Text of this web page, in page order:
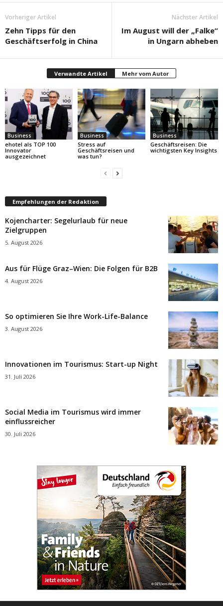
Vorheriger Artikel
Zehn Tipps für den
Geschäftserfolg in China
Nächster Artikel
Im August will der „Falke“
in Ungarn abheben
Verwandte Artikel Mehr vom Autor
Business
ehotel als TOP 100
Innovator
ausgezeichnet
Business
Stress auf
Geschäftsreisen und
was tun?
Business
Geschäftsreisen: Die
wichtigsten Key Insights
Empfehlungen der Redaktion
Kojencharter: Segelurlaub für neue
Zielgruppen
5. August 2026
Aus für Flüge Graz–Wien: Die Folgen für B2B
4. August 2026
So optimieren Sie Ihre Work-Life-Balance
3. August 2026
Innovationen im Tourismus: Start-up Night
31. Juli 2026
Social Media im Tourismus wird immer
einflussreicher
30. Juli 2026